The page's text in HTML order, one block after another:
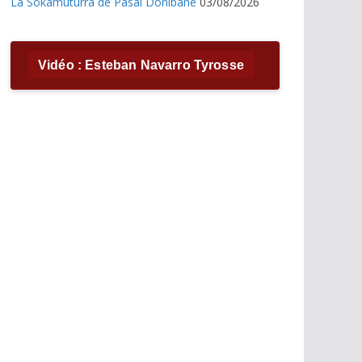
Vidéo : Esteban Navarro Tyrosse